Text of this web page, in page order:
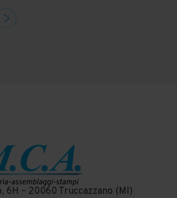
6H – 20060 Truccazzano (MI)